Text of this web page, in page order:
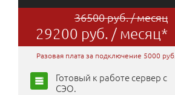
36500 руб. / месяц
29200 руб. / месяц*
Разовая плата за подключение 5000 руб.
Готовый к работе сервер с
СЭО.